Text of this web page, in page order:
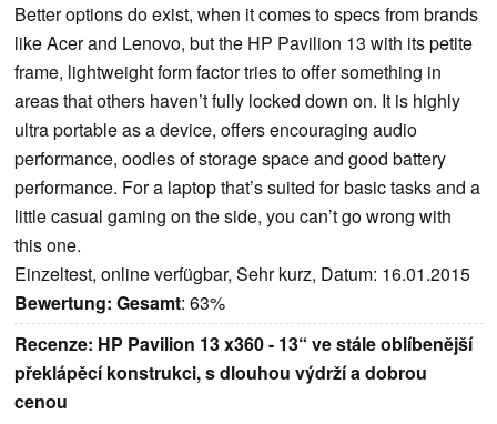
Better options do exist, when it comes to specs from brands
like Acer and Lenovo, but the HP Pavilion 13 with its petite
frame, lightweight form factor tries to offer something in
areas that others haven’t fully locked down on. It is highly
ultra portable as a device, offers encouraging audio
performance, oodles of storage space and good battery
performance. For a laptop that’s suited for basic tasks and a
little casual gaming on the side, you can’t go wrong with
this one.
Einzeltest, online verfügbar, Sehr kurz, Datum: 16.01.2015
Bewertung: Gesamt: 63%
Recenze: HP Pavilion 13 x360 - 13“ ve stále oblíbenější
překlápěcí konstrukci, s dlouhou výdrží a dobrou
cenou